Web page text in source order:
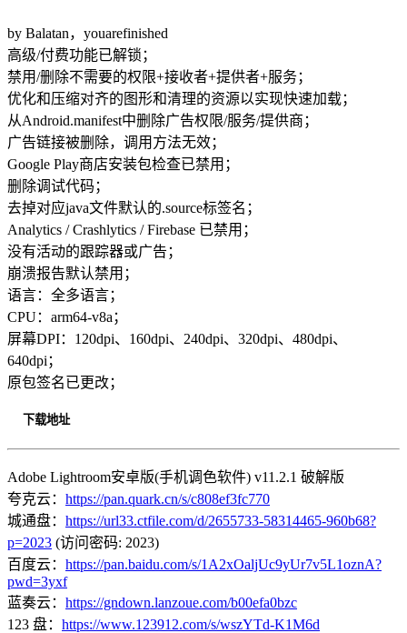
by Balatan，youarefinished
高级/付费功能已解锁；
禁用/删除不需要的权限+接收者+提供者+服务；
优化和压缩对齐的图形和清理的资源以实现快速加载；
从Android.manifest中删除广告权限/服务/提供商；
广告链接被删除，调用方法无效；
Google Play商店安装包检查已禁用；
删除调试代码；
去掉对应java文件默认的.source标签名；
Analytics / Crashlytics / Firebase 已禁用；
没有活动的跟踪器或广告；
崩溃报告默认禁用；
语言：全多语言；
CPU：arm64-v8a；
屏幕DPI：120dpi、160dpi、240dpi、320dpi、480dpi、
640dpi；
原包签名已更改；
下载地址
Adobe Lightroom安卓版(手机调色软件) v11.2.1 破解版
夸克云： https://pan.quark.cn/s/c808ef3fc770
城通盘： https://url33.ctfile.com/d/2655733-58314465-960b68?
p=2023 (访问密码: 2023)
百度云： https://pan.baidu.com/s/1A2xOaljUc9yUr7v5L1oznA?
pwd=3yxf
蓝奏云： https://gndown.lanzoue.com/b00efa0bzc
123 盘： https://www.123912.com/s/wszYTd-K1M6d